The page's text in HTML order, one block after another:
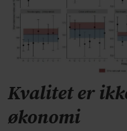
Kvalitet er
økonomi